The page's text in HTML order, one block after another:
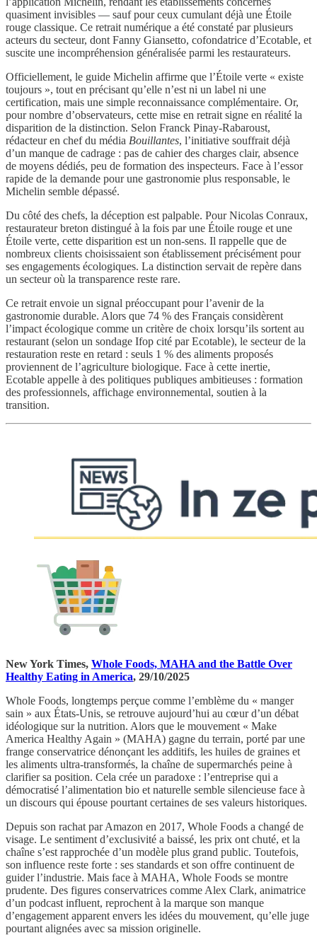
quasiment invisibles — sauf pour ceux cumulant déjà une Étoile
rouge classique. Ce retrait numérique a été constaté par plusieurs
acteurs du secteur, dont Fanny Giansetto, cofondatrice d’Ecotable, et
suscite une incompréhension généralisée parmi les restaurateurs.
Officiellement, le guide Michelin affirme que l’Étoile verte « existe
toujours », tout en précisant qu’elle n’est ni un label ni une
certification, mais une simple reconnaissance complémentaire. Or,
pour nombre d’observateurs, cette mise en retrait signe en réalité la
disparition de la distinction. Selon Franck Pinay-Rabaroust,
rédacteur en chef du média Bouillantes, l’initiative souffrait déjà
d’un manque de cadrage : pas de cahier des charges clair, absence
de moyens dédiés, peu de formation des inspecteurs. Face à l’essor
rapide de la demande pour une gastronomie plus responsable, le
Michelin semble dépassé.
Du côté des chefs, la déception est palpable. Pour Nicolas Conraux,
restaurateur breton distingué à la fois par une Étoile rouge et une
Étoile verte, cette disparition est un non-sens. Il rappelle que de
nombreux clients choisissaient son établissement précisément pour
ses engagements écologiques. La distinction servait de repère dans
un secteur où la transparence reste rare.
Ce retrait envoie un signal préoccupant pour l’avenir de la
gastronomie durable. Alors que 74 % des Français considèrent
l’impact écologique comme un critère de choix lorsqu’ils sortent au
restaurant (selon un sondage Ifop cité par Ecotable), le secteur de la
restauration reste en retard : seuls 1 % des aliments proposés
proviennent de l’agriculture biologique. Face à cette inertie,
Ecotable appelle à des politiques publiques ambitieuses : formation
des professionnels, affichage environnemental, soutien à la
transition.
New York Times, Whole Foods, MAHA and the Battle Over
Healthy Eating in America, 29/10/2025
Whole Foods, longtemps perçue comme l’emblème du « manger
sain » aux États-Unis, se retrouve aujourd’hui au cœur d’un débat
idéologique sur la nutrition. Alors que le mouvement « Make
America Healthy Again » (MAHA) gagne du terrain, porté par une
frange conservatrice dénonçant les additifs, les huiles de graines et
les aliments ultra-transformés, la chaîne de supermarchés peine à
clarifier sa position. Cela crée un paradoxe : l’entreprise qui a
démocratisé l’alimentation bio et naturelle semble silencieuse face à
un discours qui épouse pourtant certaines de ses valeurs historiques.
Depuis son rachat par Amazon en 2017, Whole Foods a changé de
visage. Le sentiment d’exclusivité a baissé, les prix ont chuté, et la
chaîne s’est rapprochée d’un modèle plus grand public. Toutefois,
son influence reste forte : ses standards et son offre continuent de
guider l’industrie. Mais face à MAHA, Whole Foods se montre
prudente. Des figures conservatrices comme Alex Clark, animatrice
d’un podcast influent, reprochent à la marque son manque
d’engagement apparent envers les idées du mouvement, qu’elle juge
pourtant alignées avec sa mission originelle.